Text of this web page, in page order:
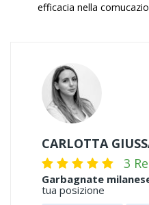
efficacia nella
CARLOTTA
3
Garbagnate
tua posizione